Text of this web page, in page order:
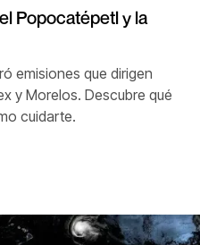
Popocatépetl y la
emisiones que dirigen
y Morelos. Descubre qué
cuidarte.